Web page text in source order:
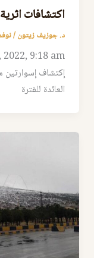
اكتشافات
د. جوزيف زيتون/نوفمبر
إكتشاف إسوارتين
العائدة للفترة